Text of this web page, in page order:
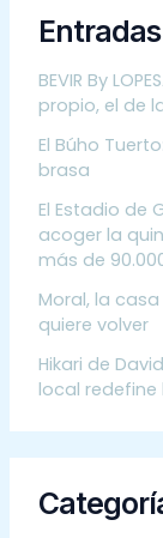
BEVIR By
propio, el de
El Búho
brasa
El Estadio de
acoger la
más de
Moral, la
quiere volver
Hikari de
local